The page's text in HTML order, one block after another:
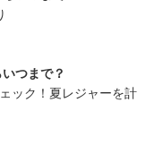
つまで？
ック！夏レジャーを計